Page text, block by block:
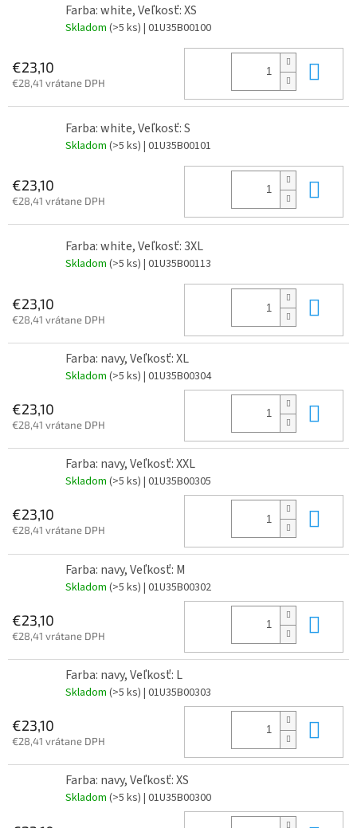
Farba: white, Veľkosť: XS
Skladom (>5 ks) | 01U35B00100
€23,10
€28,41 vrátane DPH
Farba: white, Veľkosť: S
Skladom (>5 ks) | 01U35B00101
€23,10
€28,41 vrátane DPH
Farba: white, Veľkosť: 3XL
Skladom (>5 ks) | 01U35B00113
€23,10
€28,41 vrátane DPH
Farba: navy, Veľkosť: XL
Skladom (>5 ks) | 01U35B00304
€23,10
€28,41 vrátane DPH
Farba: navy, Veľkosť: XXL
Skladom (>5 ks) | 01U35B00305
€23,10
€28,41 vrátane DPH
Farba: navy, Veľkosť: M
Skladom (>5 ks) | 01U35B00302
€23,10
€28,41 vrátane DPH
Farba: navy, Veľkosť: L
Skladom (>5 ks) | 01U35B00303
€23,10
€28,41 vrátane DPH
Farba: navy, Veľkosť: XS
Skladom (>5 ks) | 01U35B00300